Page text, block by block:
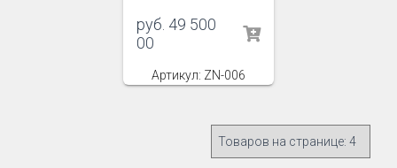
руб. 49 500
00
Артикул: ZN-006